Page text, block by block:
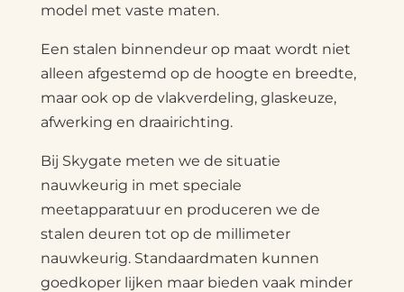
model met vaste maten.
Een stalen binnendeur op maat wordt niet
alleen afgestemd op de hoogte en breedte,
maar ook op de vlakverdeling, glaskeuze,
afwerking en draairichting.
Bij Skygate meten we de situatie
nauwkeurig in met speciale
meetapparatuur en produceren we de
stalen deuren tot op de millimeter
nauwkeurig. Standaardmaten kunnen
goedkoper lijken maar bieden vaak minder